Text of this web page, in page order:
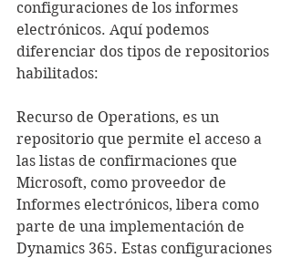
configuraciones de los informes
electrónicos. Aquí podemos
diferenciar dos tipos de repositorios
habilitados:
Recurso de Operations, es un
repositorio que permite el acceso a
las listas de confirmaciones que
Microsoft, como proveedor de
Informes electrónicos, libera como
parte de una implementación de
Dynamics 365. Estas configuraciones